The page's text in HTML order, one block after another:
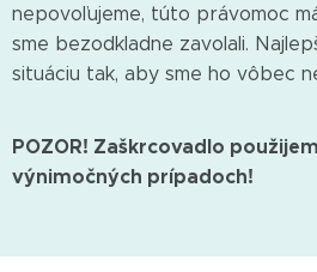
nepovoľujeme, túto právomoc
sme bezodkladne zavolali.
situáciu tak, aby sme ho vôbec
POZOR! Zaškrcovadlo
výnimočných prípadoch!